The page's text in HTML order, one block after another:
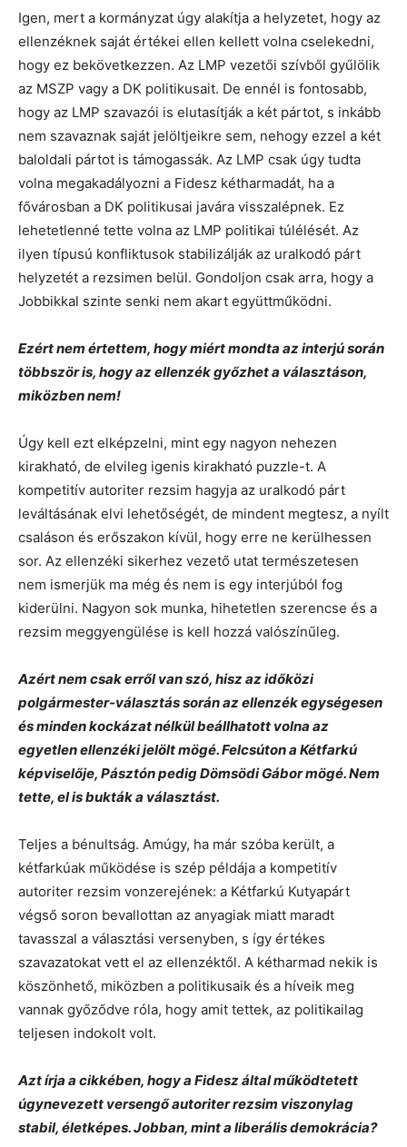
Igen, mert a kormányzat úgy alakítja a helyzetet, hogy az
ellenzéknek saját értékei ellen kellett volna cselekedni,
hogy ez bekövetkezzen. Az LMP vezetői szívből gyűlölik
az MSZP vagy a DK politikusait. De ennél is fontosabb,
hogy az LMP szavazói is elutasítják a két pártot, s inkább
nem szavaznak saját jelöltjeikre sem, nehogy ezzel a két
baloldali pártot is támogassák. Az LMP csak úgy tudta
volna megakadályozni a Fidesz kétharmadát, ha a
fővárosban a DK politikusai javára visszalépnek. Ez
lehetetlenné tette volna az LMP politikai túlélését. Az
ilyen típusú konfliktusok stabilizálják az uralkodó párt
helyzetét a rezsimen belül. Gondoljon csak arra, hogy a
Jobbikkal szinte senki nem akart együttműködni.
Ezért nem értettem, hogy miért mondta az interjú során
többször is, hogy az ellenzék győzhet a választáson,
miközben nem!
Úgy kell ezt elképzelni, mint egy nagyon nehezen
kirakható, de elvileg igenis kirakható puzzle-t. A
kompetitív autoriter rezsim hagyja az uralkodó párt
leváltásának elvi lehetőségét, de mindent megtesz, a nyílt
csaláson és erőszakon kívül, hogy erre ne kerülhessen
sor. Az ellenzéki sikerhez vezető utat természetesen
nem ismerjük ma még és nem is egy interjúból fog
kiderülni. Nagyon sok munka, hihetetlen szerencse és a
rezsim meggyengülése is kell hozzá valószínűleg.
Azért nem csak erről van szó, hisz az időközi
polgármester-választás során az ellenzék egységesen
és minden kockázat nélkül beállhatott volna az
egyetlen ellenzéki jelölt mögé. Felcsúton a Kétfarkú
képviselője, Pásztón pedig Dömsödi Gábor mögé. Nem
tette, el is bukták a választást.
Teljes a bénultság. Amúgy, ha már szóba került, a
kétfarkúak működése is szép példája a kompetitív
autoriter rezsim vonzerejének: a Kétfarkú Kutyapárt
végső soron bevallottan az anyagiak miatt maradt
tavasszal a választási versenyben, s így értékes
szavazatokat vett el az ellenzéktől. A kétharmad nekik is
köszönhető, miközben a politikusaik és a híveik meg
vannak győződve róla, hogy amit tettek, az politikailag
teljesen indokolt volt.
Azt írja a cikkében, hogy a Fidesz által működtetett
úgynevezett versengő autoriter rezsim viszonylag
stabil, életképes. Jobban, mint a liberális demokrácia?